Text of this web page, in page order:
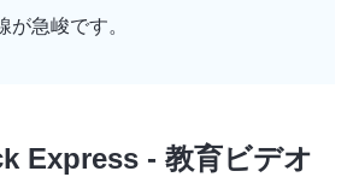
が急峻です。
Express - 教育ビデオ